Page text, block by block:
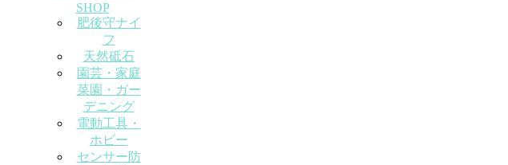
SHOP
肥後守ナイ
フ
天然砥石
園芸・家庭
菜園・ガー
デニング
電動工具・
ホビー
センサー防